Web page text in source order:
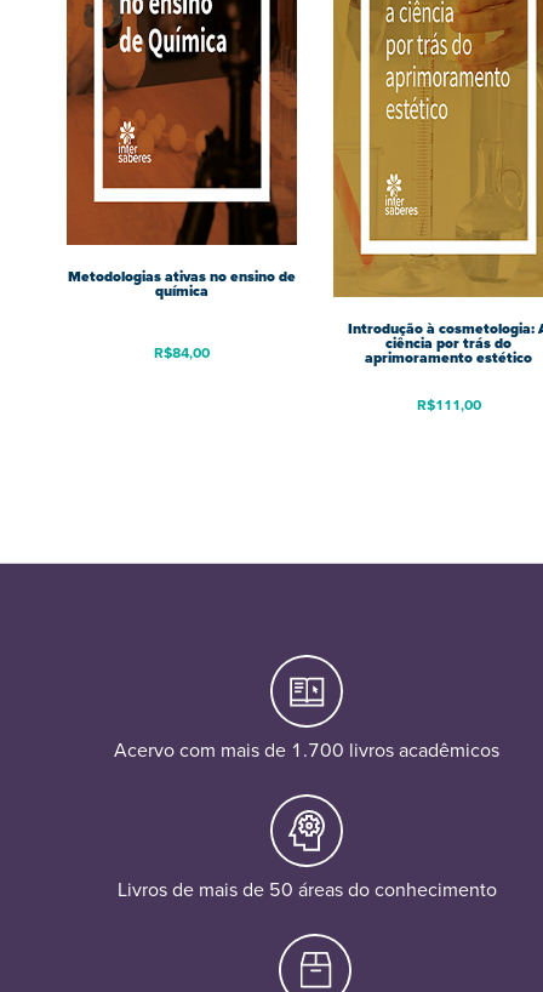
Metodologias ativas no ensino de
química
R$84,00
Introdução à cosmetologia:
ciência por trás do
aprimoramento estético
R$111,00
Acervo com mais de 1.700 livros acadêmicos
Livros de mais de 50 áreas do conhecimento